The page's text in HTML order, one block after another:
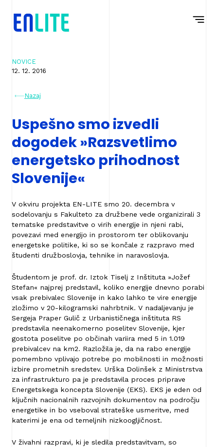
NOVICE
12. 12. 2016
Nazaj
Uspešno smo izvedli
dogodek »Razsvetlimo
energetsko prihodnost
Slovenije«
V okviru projekta EN-LITE smo 20. decembra v
sodelovanju s Fakulteto za družbene vede organizirali 3
tematske predstavitve o virih energije in njeni rabi,
povezavi med energijo in prostorom ter oblikovanju
energetske politike, ki so se končale z razpravo med
študenti družboslovja, tehnike in naravoslovja.
Študentom je prof. dr. Iztok Tiselj z Inštituta »Jožef
Stefan« najprej predstavil, koliko energije dnevno porabi
vsak prebivalec Slovenije in kako lahko te vire energije
zložimo v 20-kilogramski nahrbtnik. V nadaljevanju je
Sergeja Praper Gulič z Urbanističnega inštituta RS
predstavila neenakomerno poselitev Slovenije, kjer
gostota poselitve po občinah variira med 5 in 1.019
prebivalcev na km2. Razložila je, da na rabo energije
pomembno vplivajo potrebe po mobilnosti in možnosti
izbire prometnih sredstev. Urška Dolinšek z Ministrstva
za infrastrukturo pa je predstavila proces priprave
Energetskega koncepta Slovenije (EKS). EKS je eden od
ključnih nacionalnih razvojnih dokumentov na področju
energetike in bo vseboval strateške usmeritve, med
katerimi je ena od temeljnih nizkoogljičnost.
V živahni razpravi, ki je sledila predstavitvam, so